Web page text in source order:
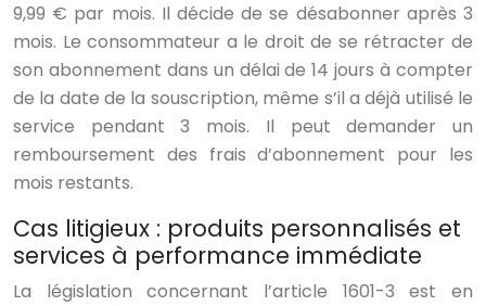
9,99 € par mois. Il décide de se désabonner après 3
mois. Le consommateur a le droit de se rétracter de
son abonnement dans un délai de 14 jours à compter
de la date de la souscription, même s’il a déjà utilisé le
service pendant 3 mois. Il peut demander un
remboursement des frais d’abonnement pour les
mois restants.
Cas litigieux : produits personnalisés et
services à performance immédiate
La législation concernant l’article 1601-3 est en